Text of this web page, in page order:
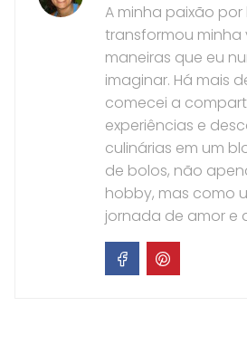
A minha paixão por
transformou minha
maneiras que eu
imaginar. Há mais
comecei a
experiências e
culinárias em um
de bolos, não
hobby, mas como
jornada de amor e